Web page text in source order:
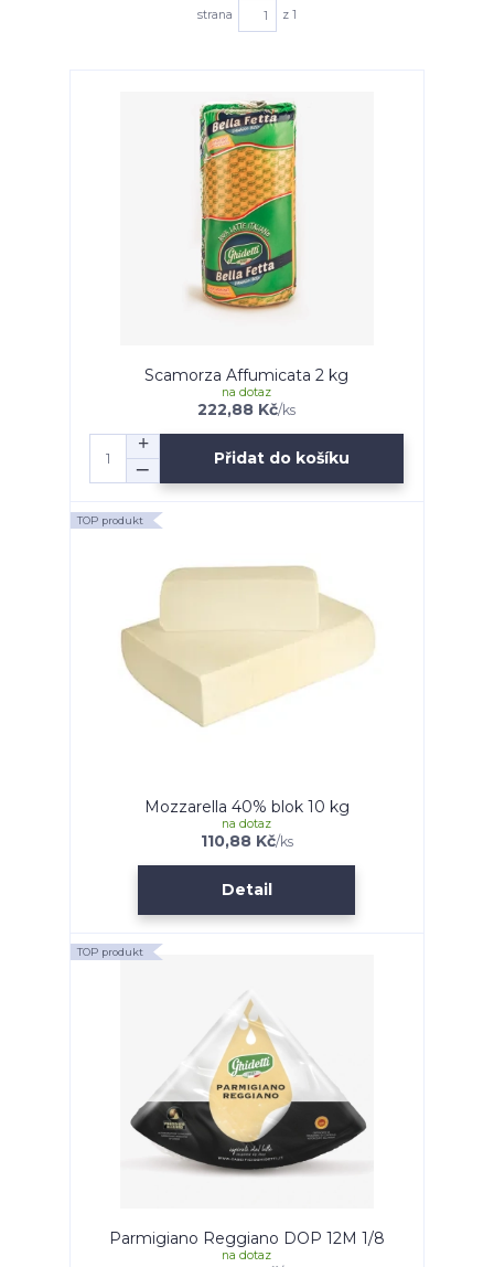
strana
z 1
Scamorza Affumicata 2 kg
222,88 Kč/ks
na dotaz
Přidat do košíku
TOP produkt
Mozzarella 40% blok 10 kg
110,88 Kč/ks
na dotaz
Detail
TOP produkt
Parmigiano Reggiano DOP 12M 1/8
na dotaz